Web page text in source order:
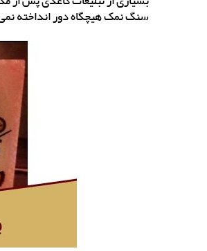
سنگ نمک هیچگاه دور انداخته